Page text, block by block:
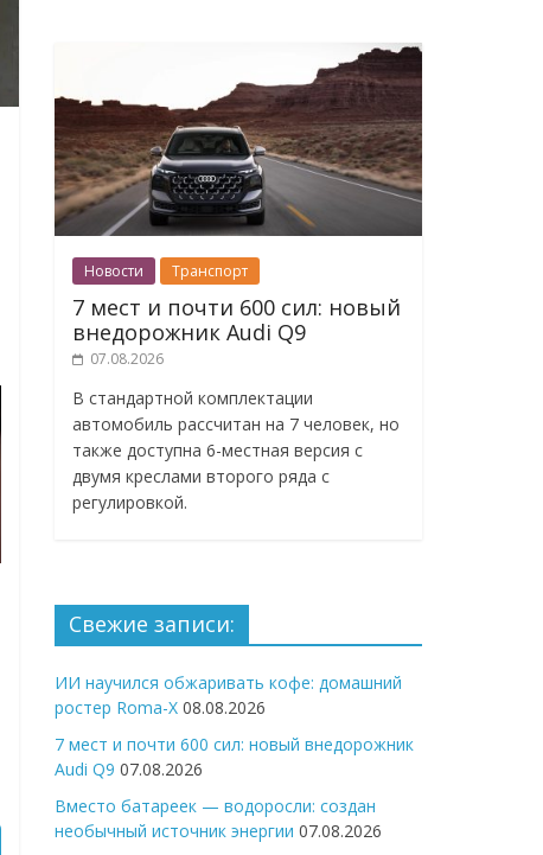
Новости Транспорт
7 мест и почти 600 сил: новый
внедорожник Audi Q9
07.08.2026
В стандартной комплектации
автомобиль рассчитан на 7 человек, но
также доступна 6-местная версия с
двумя креслами второго ряда с
регулировкой.
Свежие записи:
ИИ научился обжаривать кофе: домашний
ростер Roma-X 08.08.2026
7 мест и почти 600 сил: новый внедорожник
Audi Q9 07.08.2026
Вместо батареек — водоросли: создан
необычный источник энергии 07.08.2026